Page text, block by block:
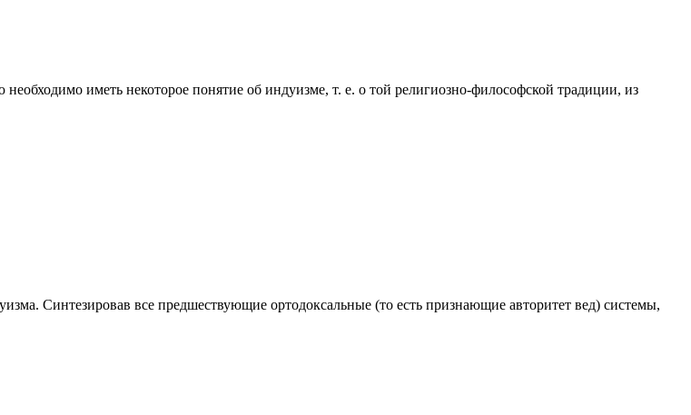
иметь некоторое понятие об индуизме, т. е. о той религиозно-философской традиции, из
Синтезировав все предшествующие ортодоксальные (то есть признающие авторитет вед) системы,